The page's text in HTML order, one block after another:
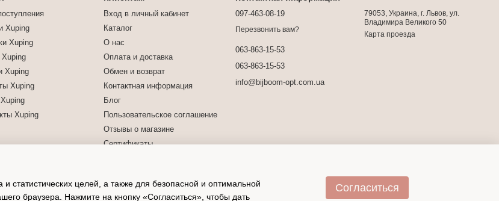
Xuping
Xuping
Xuping
Xuping
Xuping
Вход в личный кабинет
Каталог
О нас
Оплата и доставка
Обмен и возврат
Контактная информация
Блог
Пользовательское соглашение
Отзывы о магазине
Сертификаты
097-463-08-19
Перезвонить вам?
063-863-15-53
063-863-15-53
info@bijboom-opt.com.ua
79053, Украина, г. Львов, ул.
Владимира Великого 50
Карта проезда
статистических целей, а также для безопасной и оптимальной
браузера. Нажмите на кнопку «Согласиться», чтобы дать
Согласиться